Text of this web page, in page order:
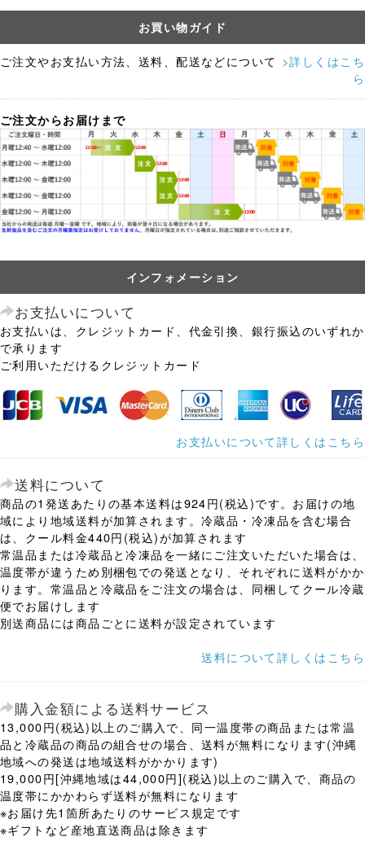
お買い物ガイド
ご注文やお支払い方法、送料、配送などについて >詳しくはこち
ら
ご注文からお届けまで
インフォメーション
お支払いについて
お支払いは、クレジットカード、代金引換、銀行振込のいずれか
で承ります
ご利用いただけるクレジットカード
お支払いについて詳しくはこちら
送料について
商品の1発送あたりの基本送料は924円(税込)です。お届けの地
域により地域送料が加算されます。冷蔵品・冷凍品を含む場合
は、クール料金440円(税込)が加算されます
常温品または冷蔵品と冷凍品を一緒にご注文いただいた場合は、
温度帯が違うため別梱包での発送となり、それぞれに送料がかか
ります。常温品と冷蔵品をご注文の場合は、同梱してクール冷蔵
便でお届けします
別送商品には商品ごとに送料が設定されています
送料について詳しくはこちら
購入金額による送料サービス
13,000円(税込)以上のご購入で、同一温度帯の商品または常温
品と冷蔵品の商品の組合せの場合、送料が無料になります(沖縄
地域への発送は地域送料がかかります)
19,000円[沖縄地域は44,000円](税込)以上のご購入で、商品の
温度帯にかかわらず送料が無料になります
※お届け先1箇所あたりのサービス規定です
※ギフトなど産地直送商品は除きます